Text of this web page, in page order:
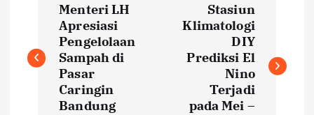
s
Menteri LH
Apresiasi
Pengelolaan
Sampah di
Pasar
Caringin
Bandung
Stasiun
Klimatologi
DIY
Prediksi El
Nino
Terjadi
pada Mei –